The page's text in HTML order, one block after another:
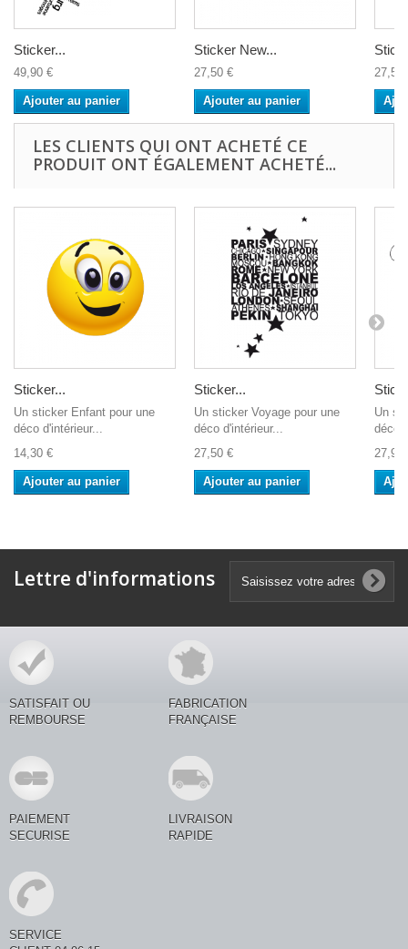
Sticker...
49,90 €
Ajouter au panier
Sticker New...
27,50 €
Ajouter au panier
27,50
LES CLIENTS QUI ONT ACHETÉ CE
PRODUIT ONT ÉGALEMENT ACHETÉ...
Sticker...
Un sticker Enfant pour une
déco d'intérieur...
14,30 €
Ajouter au panier
Sticker...
Un sticker Voyage pour une
déco d'intérieur...
27,50 €
Ajouter au panier
Un
déco
27,90
Lettre d'informations
SATISFAIT OU
REMBOURSE
FABRICATION
FRANÇAISE
PAIEMENT
SECURISE
LIVRAISON
RAPIDE
SERVICE